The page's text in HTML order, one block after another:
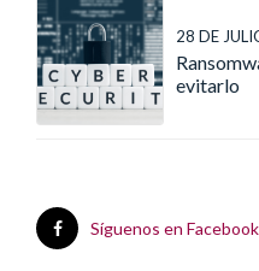
28 DE
evitarlo
Síguenos en Facebook